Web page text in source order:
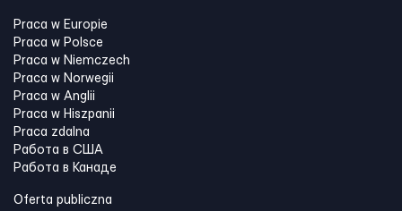
Praca w Europie
Praca w Polsce
Praca w Niemczech
Praca w Norwegii
Praca w Anglii
Praca w Hiszpanii
Praca zdalna
Работа в США
Работа в Канадe
Oferta publiczna